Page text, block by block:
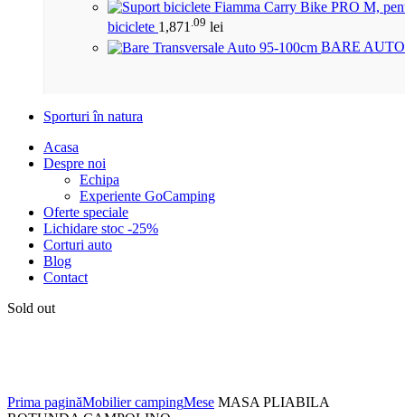
biciclete 1,871 .09 lei
BARE
Sporturi în natura
Acasa
Despre noi
Echipa
Experiente GoCamping
Oferte speciale
Lichidare stoc -25%
Corturi auto
Blog
Contact
Sold out
Prima paginăMobilier campingMese MASA PLIABILA